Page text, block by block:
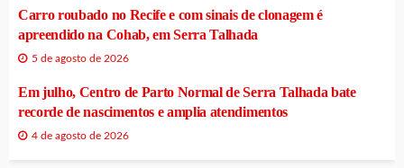
Carro roubado no Recife e com sinais de clonagem é
apreendido na Cohab, em Serra Talhada
5 de agosto de 2026
Em julho, Centro de Parto Normal de Serra Talhada bate
recorde de nascimentos e amplia atendimentos
4 de agosto de 2026